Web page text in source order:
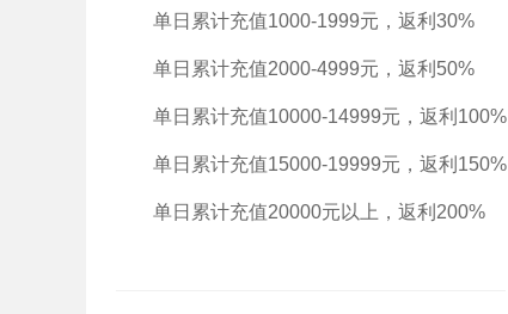
单日累计充值1000-1999元，返利30%
单日累计充值2000-4999元，返利50%
单日累计充值10000-14999元，返利100%
单日累计充值15000-19999元，返利150%
单日累计充值20000元以上，返利200%